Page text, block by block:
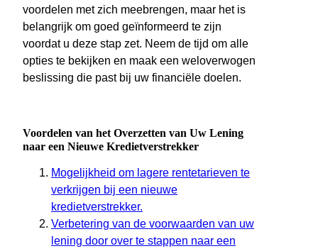
voordelen met zich meebrengen, maar het is
belangrijk om goed geïnformeerd te zijn
voordat u deze stap zet. Neem de tijd om alle
opties te bekijken en maak een weloverwogen
beslissing die past bij uw financiële doelen.
Voordelen van het Overzetten van Uw Lening
naar een Nieuwe Kredietverstrekker
Mogelijkheid om lagere rentetarieven te
verkrijgen bij een nieuwe
kredietverstrekker.
Verbetering van de voorwaarden van uw
lening door over te stappen naar een